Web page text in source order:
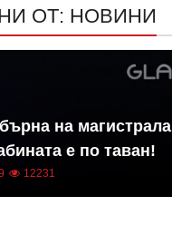
ОТ: НОВИНИ
на магистрала
е по таван!
12231